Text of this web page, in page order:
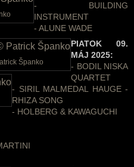
- BUILDING
INSTRUMENT
- ALUNE WADE
Španko
PIATOK 09.
MÁJ 2025:
- BODIL NISKA
QUARTET
- SIRIL MALMEDAL HAUGE -
RHIZA SONG
- HOLBERG & KAWAGUCHI